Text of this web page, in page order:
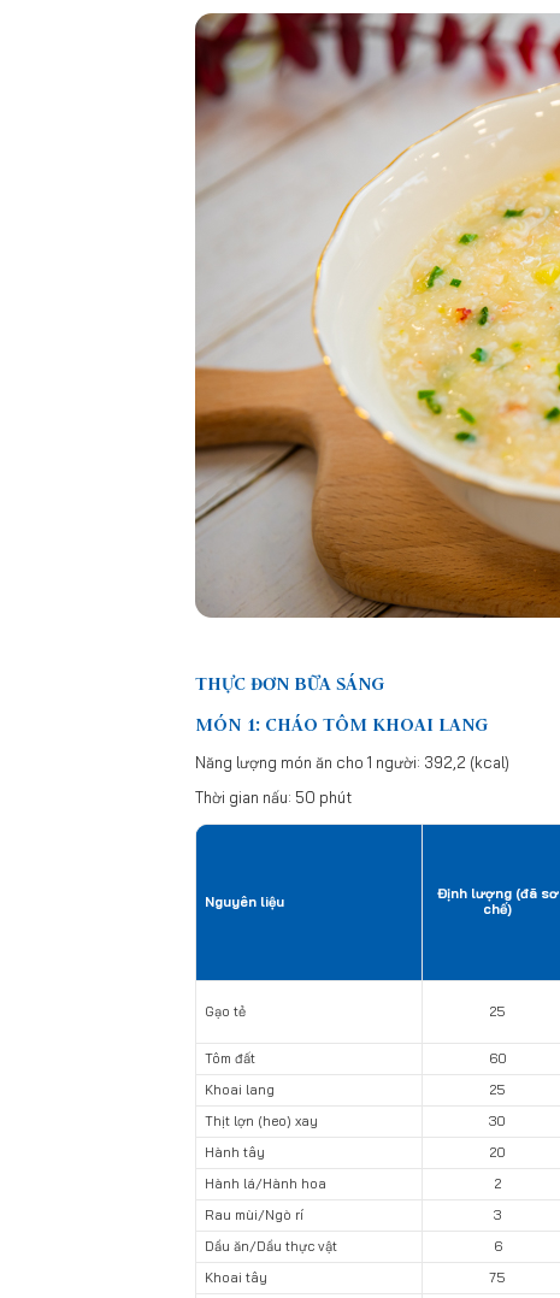
THỰC ĐƠN BỮA SÁNG
MÓN 1: CHÁO TÔM KHOAI LANG
Năng lượng món ăn cho 1 người: 392,2 (kcal)
Thời gian nấu: 50 phút
Nguyên liệu
Định lượng (đã sơ
chế)
Gạo tẻ 25
Tôm đất 60
Khoai lang
25
Thịt lợn (heo) xay
30
Hành tây
20
Hành lá/Hành hoa
2
Rau mùi/Ngò rí
3
Dầu ăn/Dầu thực vật
6
Khoai tây
75